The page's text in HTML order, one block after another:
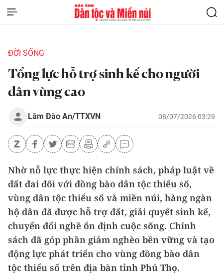
ĐỜI SỐNG
Tổng lực hỗ trợ sinh kế cho người
dân vùng cao
Lâm Đào An/TTXVN 08/07/2026 03:29
Nhờ nỗ lực thực hiện chính sách, pháp luật về
đất đai đối với đồng bào dân tộc thiểu số,
vùng dân tộc thiểu số và miền núi, hàng ngàn
hộ dân đã được hỗ trợ đất, giải quyết sinh kế,
chuyển đổi nghề ổn định cuộc sống. Chính
sách đã góp phần giảm nghèo bền vững và tạo
động lực phát triển cho vùng đồng bào dân
tộc thiểu số trên địa bàn tỉnh Phú Thọ.